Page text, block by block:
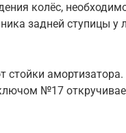
колёс,
задней ступицы у
стойки амортизатора.
№17